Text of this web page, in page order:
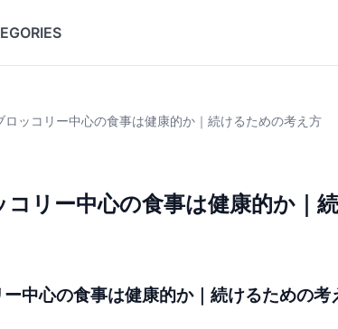
ロッコリー中心の食事は健康的か｜続けるための考え方
コリー中心の食事は健康的か｜
中心の食事は健康的か｜続けるための考